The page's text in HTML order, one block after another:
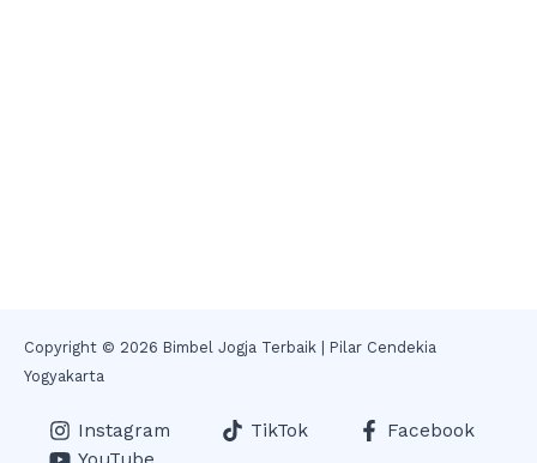
Copyright © 2026 Bimbel Jogja Terbaik | Pilar Cendekia
Yogyakarta
Instagram TikTok
Facebook